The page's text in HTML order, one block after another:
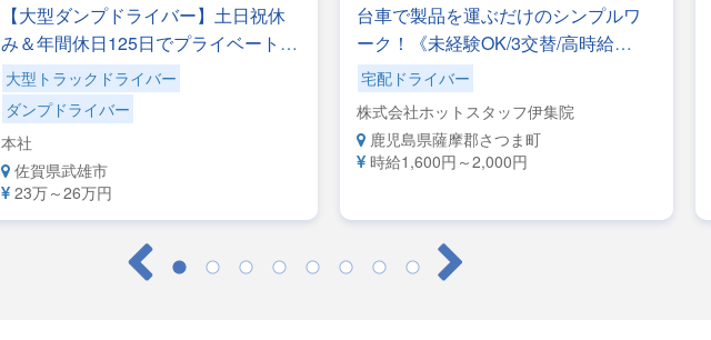
【大型ダンプドライバー】土日祝休
み＆年間休日125日でプライベートも
充実！【手作業での積み降ろしナ
シ】ショベル使用◎地場配送です。
【自社専属便】安心して長く活躍で
きる環境です
大型トラックドライバー
ダンプドライバー
本社
佐賀県武雄市
23万～26万円
台車で製品を運ぶだけのシンプルワ
ーク！《未経験OK/3交替/高時給
1,600円》工場内運搬スタッフ★
宅配ドライバー
株式会社ホットスタッフ伊集院
鹿児島県薩摩郡さつま町
時給1,600円～2,000円